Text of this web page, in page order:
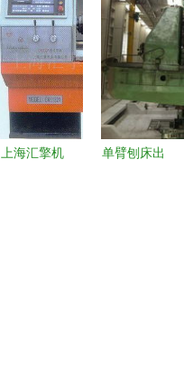
床在深加工
厂设备方案
中的前沿布
局
看先进制造
2024年开
年经济一线
观察之五
上海汇擎机
单臂刨床出